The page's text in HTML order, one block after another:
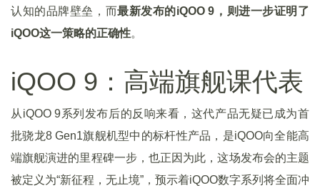
认知的品牌壁垒，而最新发布的iQOO 9，则进一步证明了
iQOO这一策略的正确性。
iQOO 9：高端旗舰课代表
从iQOO 9系列发布后的反响来看，这代产品无疑已成为首
批骁龙8 Gen1旗舰机型中的标杆性产品，是iQOO向全能高
端旗舰演进的里程碑一步，也正因为此，这场发布会的主题
被定义为“新征程，无止境”，预示着iQOO数字系列将全面冲